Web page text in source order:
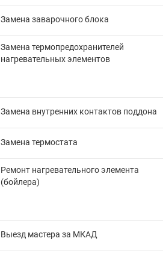
Замена заварочного блока
Замена термопредохранителей
нагревательных элементов
Замена внутренних контактов поддона
Замена термостата
Ремонт нагревательного элемента
(бойлера)
Выезд мастера за МКАД